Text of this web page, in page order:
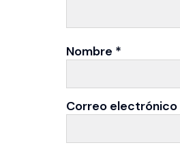
Nombre *
Correo electrónico